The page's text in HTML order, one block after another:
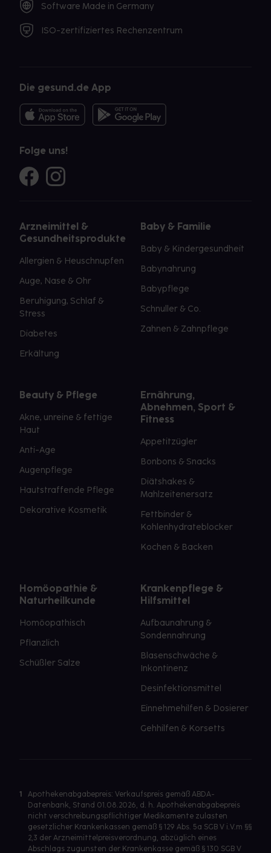
Software Made in Germany
ISO-zertifiziertes Rechenzentrum
Die gesund.de App
Folge uns!
Arzneimittel &
Gesundheitsprodukte
Allergien & Heuschnupfen
Auge, Nase & Ohr
Beruhigung, Schlaf &
Stress
Diabetes
Erkältung
Baby & Familie
Baby & Kindergesundheit
Babynahrung
Babypflege
Schnuller & Co.
Zahnen & Zahnpflege
Beauty & Pflege
Akne, unreine & fettige
Haut
Anti-Age
Augenpflege
Hautstraffende Pflege
Dekorative Kosmetik
Ernährung,
Abnehmen, Sport &
Fitness
Appetitzügler
Bonbons & Snacks
Diätshakes &
Mahlzeitenersatz
Fettbinder &
Kohlenhydrateblocker
Kochen & Backen
Homöopathie &
Naturheilkunde
Homöopathisch
Pflanzlich
Schüßler Salze
Krankenpflege &
Hilfsmittel
Aufbaunahrung &
Sondennahrung
Blasenschwäche &
Inkontinenz
Desinfektionsmittel
Einnehmehilfen & Dosierer
Gehhilfen & Korsetts
1
Apothekenabgabepreis: Verkaufspreis gemäß ABDA-
Datenbank, Stand 01.08.2026, d. h. Apothekenabgabepreis
nicht verschreibungspflichtiger Medikamente zulasten
gesetzlicher Krankenkassen gemäß § 129 Abs. 5a SGB V i.V.m §§
2,3 der Arzneimittelpreisverordnung, abzüglich eines
Abschlags zugunsten der Krankenkasse gemäß § 130 SGB V